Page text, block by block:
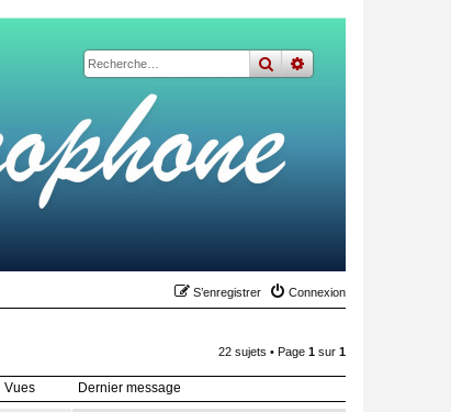
rechercher
recherche
Connexion
S’enregistrer
22 sujets • Page 1 sur 1
Vues Dernier message